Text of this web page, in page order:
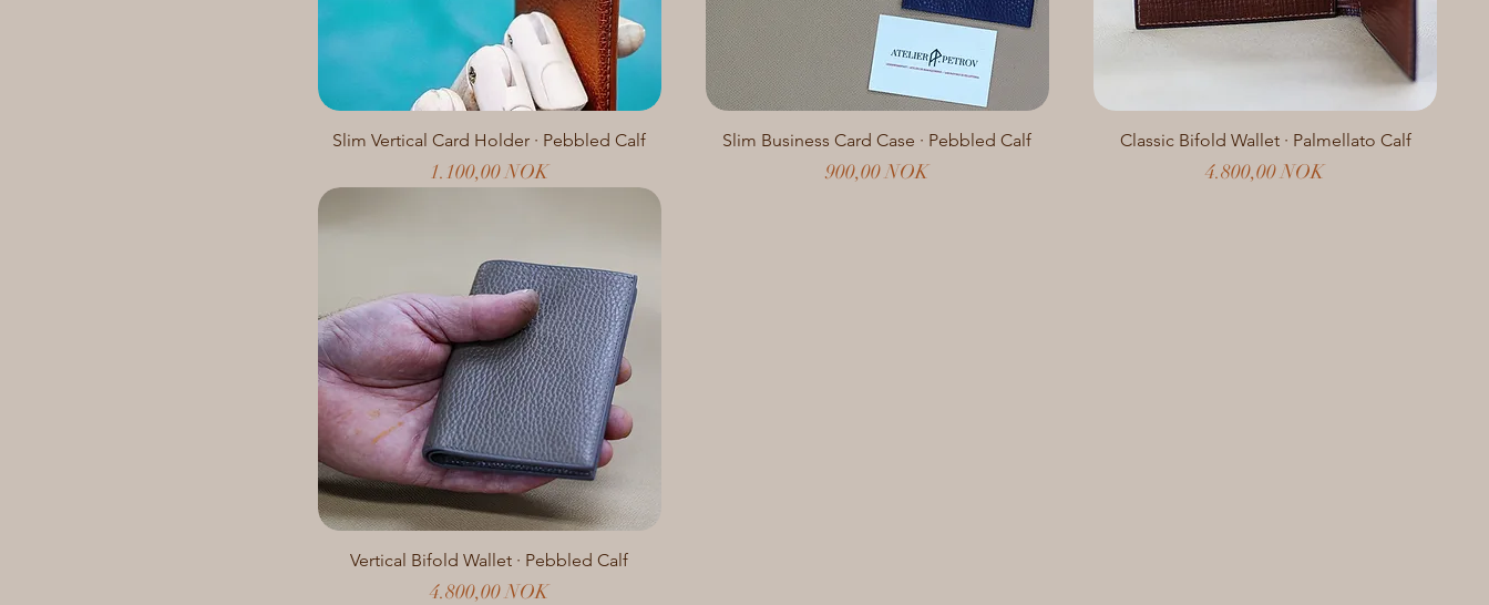
Slim Vertical Card Holder · Pebbled Calf
Preis
1.100,00 NOK
Slim Business Card Case · Pebbled Calf
Preis
900,00 NOK
Classic Bifold Wallet · Palmellato Calf
Preis
4.800,00 NOK
Vertical Bifold Wallet · Pebbled Calf
Preis
4.800,00 NOK